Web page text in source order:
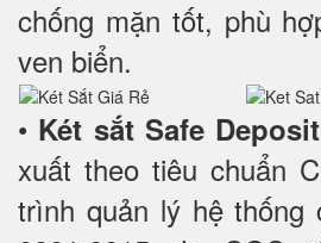
chống mặn tốt, phù
ven biển.
• Két sắt Safe
xuất theo tiêu chuẩn
trình quản lý hệ thống